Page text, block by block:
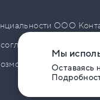
ООО
ПО
Мы
Оставаясь